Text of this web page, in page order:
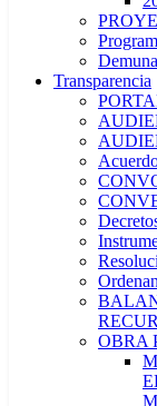
Demuna
Transparencia
OBRA